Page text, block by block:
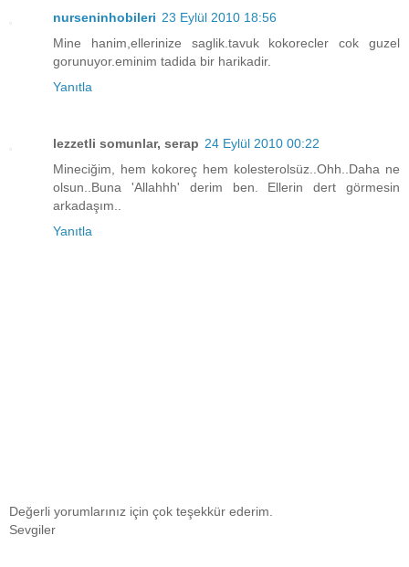
nurseninhobileri 23 Eylül 2010 18:56
Mine hanim,ellerinize saglik.tavuk kokorecler cok guzel
gorunuyor.eminim tadida bir harikadir.
Yanıtla
lezzetli somunlar, serap 24 Eylül 2010 00:22
Mineciğim, hem kokoreç hem kolesterolsüz..Ohh..Daha ne
olsun..Buna 'Allahhh' derim ben. Ellerin dert görmesin
arkadaşım..
Yanıtla
Değerli yorumlarınız için çok teşekkür ederim.
Sevgiler